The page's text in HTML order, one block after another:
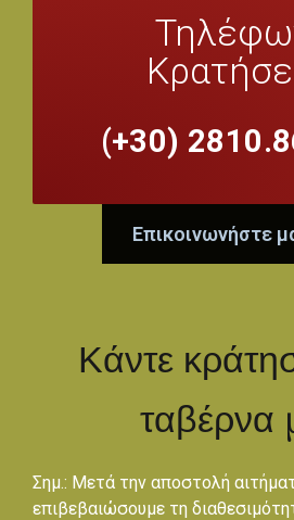
(+30)
Επικοινωνήστε
Κάντε
ταβέρνα
Σημ.: Μετά την αποστολή
επιβεβαιώσουμε τη